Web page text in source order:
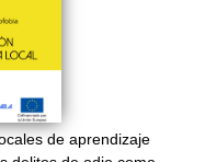
de aprendizaje